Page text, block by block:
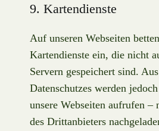
9. Kartendienste
Auf unseren Webseiten
Kartendienste ein, die nicht
Servern gespeichert sind.
Datenschutzes werden
unsere Webseiten aufrufen –
des Drittanbieters